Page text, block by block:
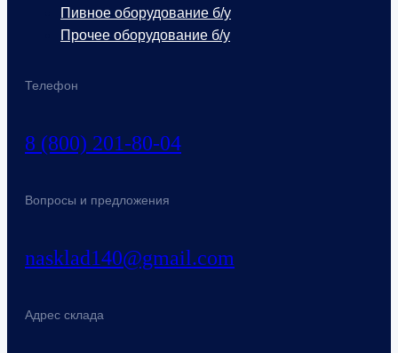
Телефон
8 (800) 201-80-04
Вопросы и предложения
nasklad140@gmail.com
Адрес склада
Пивное оборудование б/у
Прочее оборудование б/у